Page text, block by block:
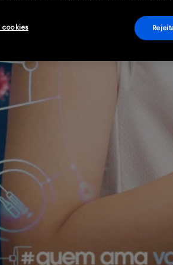
cookies